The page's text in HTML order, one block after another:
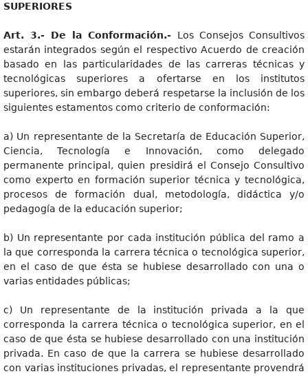
SUPERIORES
Art. 3.- De la Conformación.- Los Consejos Consultivos
estarán integrados según el respectivo Acuerdo de creación
basado en las particularidades de las carreras técnicas y
tecnológicas superiores a ofertarse en los institutos
superiores, sin embargo deberá respetarse la inclusión de los
siguientes estamentos como criterio de conformación:
a) Un representante de la Secretaría de Educación Superior,
Ciencia, Tecnología e Innovación, como delegado
permanente principal, quien presidirá el Consejo Consultivo
como experto en formación superior técnica y tecnológica,
procesos de formación dual, metodología, didáctica y/o
pedagogía de la educación superior;
b) Un representante por cada institución pública del ramo a
la que corresponda la carrera técnica o tecnológica superior,
en el caso de que ésta se hubiese desarrollado con una o
varias entidades públicas;
c) Un representante de la institución privada a la que
corresponda la carrera técnica o tecnológica superior, en el
caso de que ésta se hubiese desarrollado con una institución
privada. En caso de que la carrera se hubiese desarrollado
con varias instituciones privadas, el representante provendrá